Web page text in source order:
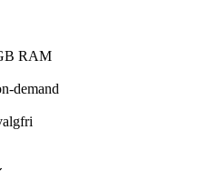
RAM
demand